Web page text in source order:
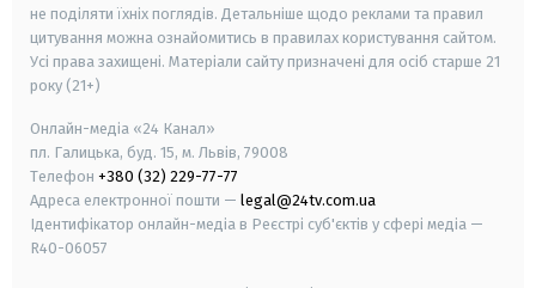
не поділяти їхніх поглядів. Детальніше щодо реклами та правил
цитування можна ознайомитись в правилах користування сайтом.
Усі права захищені. Матеріали сайту призначені для осіб старше 21
року (21+)
Онлайн-медіа «24 Канал»
пл. Галицька, буд. 15, м. Львів, 79008
Телефон +380 (32) 229-77-77
Адреса електронної пошти — legal@24tv.com.ua
Ідентифікатор онлайн-медіа в Реєстрі суб'єктів у сфері медіа —
R40-06057